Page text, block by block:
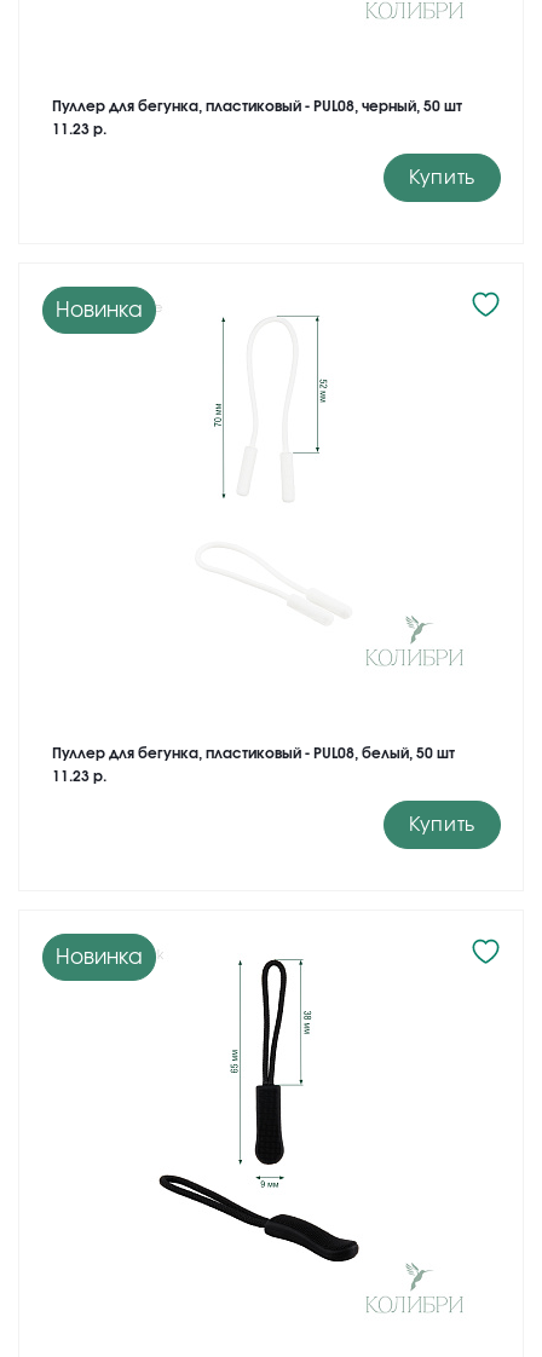
Пуллер для бегунка, пластиковый - PUL08, черный, 50 шт
11.23 р.
Купить
Новинка
Пуллер для бегунка, пластиковый - PUL08, белый, 50 шт
11.23 р.
Купить
Новинка